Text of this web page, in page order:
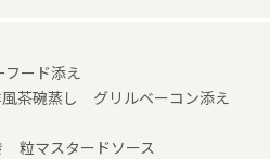
ード添え
風茶碗蒸し グリルベーコン添え
粒マスタードソース